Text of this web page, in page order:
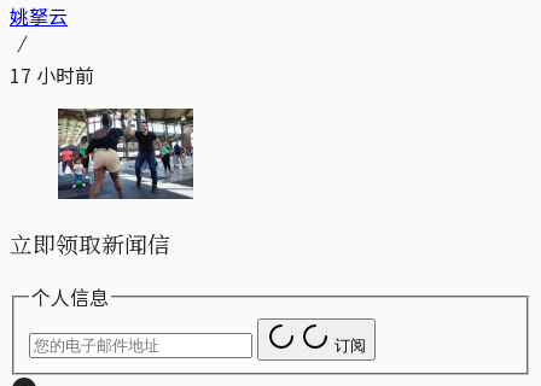
姚拏云
17 小时前
立即领取新闻信
个人信息
订阅